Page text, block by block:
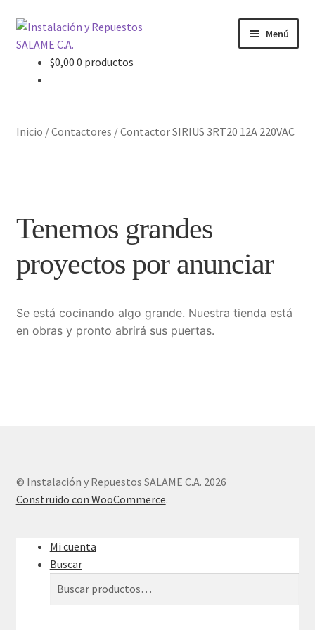
Ir
a
navegación
Ir
al
contenido
Menú
Finalizar compra
Mi cuenta
Sample Page
$0,00 0 productos
Inicio /Contactores /Contactor SIRIUS 3RT20 12A 220VAC
Tenemos grandes
proyectos por anunciar
Se está cocinando algo grande. Nuestra tienda está
en obras y pronto abrirá sus puertas.
© Instalación y Repuestos SALAME C.A. 2026
Construido con WooCommerce.
Mi cuenta
Buscar